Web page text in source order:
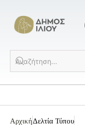
ΑρχικήΔελτία Τύπου